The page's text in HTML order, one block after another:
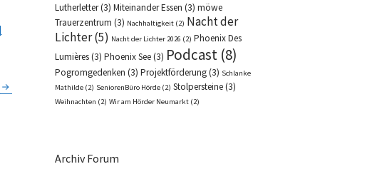
Lutherletter(3) Miteinander Essen (3) möwe
Trauerzentrum (3) Nachhaltigkeit (2) Nacht der
Lichter(5) Nacht der Lichter 2026 (2) Phoenix Des
Lumières(3) Phoenix See(3) Podcast (8)
Pogromgedenken (3) Projektförderung(3) Schlanke
Mathilde (2) SeniorenBüro Hörde (2) Stolpersteine(3)
Weihnachten (2) Wir am Hörder Neumarkt (2)
Archiv Forum